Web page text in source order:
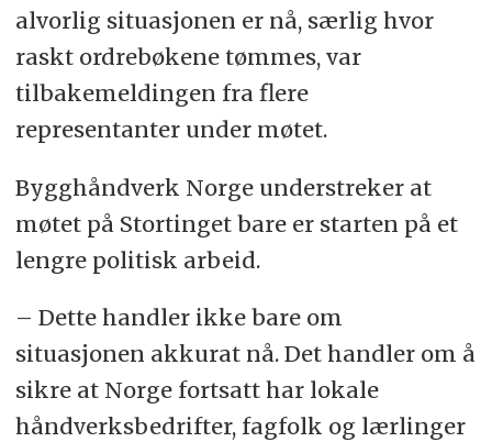
alvorlig situasjonen er nå, særlig hvor
raskt ordrebøkene tømmes, var
tilbakemeldingen fra flere
representanter under møtet.
Bygghåndverk Norge understreker at
møtet på Stortinget bare er starten på et
lengre politisk arbeid.
– Dette handler ikke bare om
situasjonen akkurat nå. Det handler om å
sikre at Norge fortsatt har lokale
håndverksbedrifter, fagfolk og lærlinger